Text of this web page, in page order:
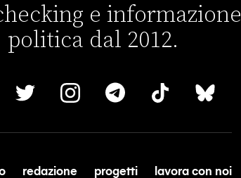
e informazione
politica dal 2012.
redazione progetti lavora con noi